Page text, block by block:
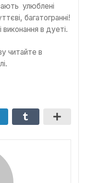
улюблені
багатогранні!
виконання в дуеті.
читайте в